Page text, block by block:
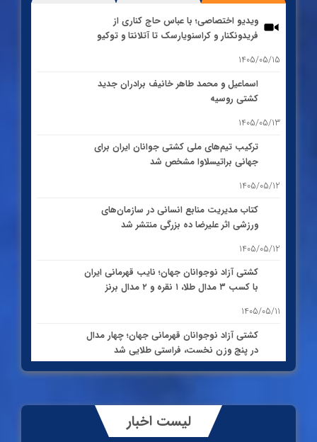
ویدیو اختصاصی؛ با عباس حاج کناری از
فریدونکنار و کراسنویارسک تا آتلانتا و توکیو
1405/05/15
اسماعیل و محمد طاهر خانیف برادران جدید
کشتی روسیه
1405/05/13
ترکیب تیم‌های ملی کشتی جوانان ایران برای
جهانی براتیسلاوا مشخص شد
1405/05/12
کتاب مدیریت منابع انسانی در سازمان‌های
ورزشی اثر علیرضا ده بزرگی منتشر شد
1405/05/12
کشتی آزاد نوجوانان جهان؛ نایب قهرمانی ایران
با کسب ۳ مدال طلا، ۱ نقره و ۲ مدال برنز
1405/05/11
کشتی آزاد نوجوانان قهرمانی جهان؛ چهار مدال
در پنج وزن نخست، فراستی طلایی شد
1405/05/11
فینالیست شدند
لیست اخبار